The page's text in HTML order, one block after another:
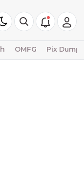
OMFG Pix Dump